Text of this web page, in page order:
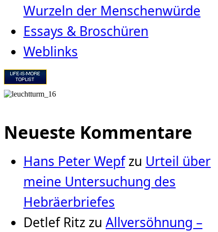
Wurzeln der Menschenwürde
Essays & Broschüren
Weblinks
Neueste Kommentare
Hans Peter Wepfzu Urteil über
meine Untersuchung des
Hebräerbriefes
Detlef Ritz zu Allversöhnung –